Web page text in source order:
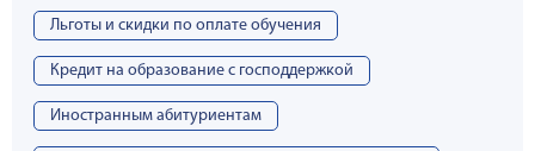
Льготы и скидки по оплате обучения
Кредит на образование с господдержкой
Иностранным абитуриентам